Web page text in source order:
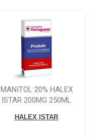
MANITOL 20% HALEX
ISTAR 200MG 250ML
HALEX ISTAR